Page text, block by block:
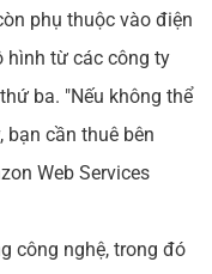
phụ thuộc vào điện
hình từ các công ty
ba. "Nếu không thể
cần thuê bên
Web Services
công nghệ, trong đó